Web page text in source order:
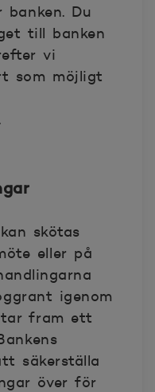
Du
till banken
vi
som möjligt
skötas
eller på
igenom
tar fram ett
säkerställa
över för